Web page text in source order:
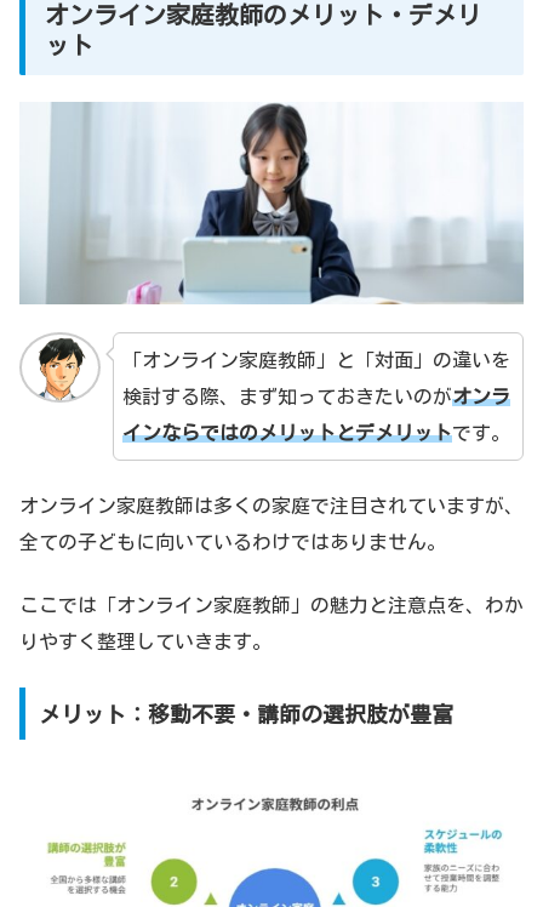
オンライン家庭教師のメリット・デメリ
ット
「オンライン家庭教師」と「対面」の違いを
検討する際、まず知っておきたいのがオンラ
インならではのメリットとデメリットです。
オンライン家庭教師は多くの家庭で注目されていますが、
全ての子どもに向いているわけではありません。
ここでは「オンライン家庭教師」の魅力と注意点を、わか
りやすく整理していきます。
メリット：移動不要・講師の選択肢が豊富